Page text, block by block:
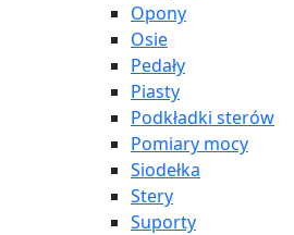
Opony
Osie
Pedały
Piasty
Podkładki sterów
Pomiary mocy
Siodełka
Stery
Suporty